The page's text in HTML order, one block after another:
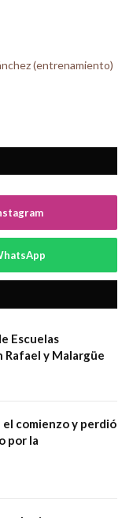
(entrenamiento)
Escuelas
Rafael y Malargüe
comienzo y perdió
por la